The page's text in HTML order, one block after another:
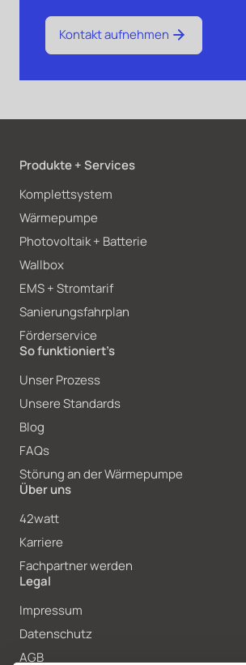
Kontakt aufnehmen
Produkte + Services
Komplettsystem
Wärmepumpe
Photovoltaik + Batterie
Wallbox
EMS + Stromtarif
Sanierungsfahrplan
Förderservice
So funktioniert’s
Unser Prozess
Unsere Standards
Blog
FAQs
Störung an der Wärmepumpe
Über uns
42watt
Karriere
Fachpartner werden
Legal
Impressum
Datenschutz
AGB